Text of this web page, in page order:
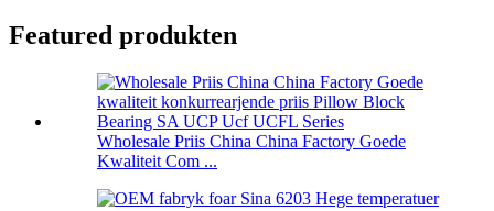
Featured produkten
Wholesale Priis China China Factory Goede
Kwaliteit Com ...